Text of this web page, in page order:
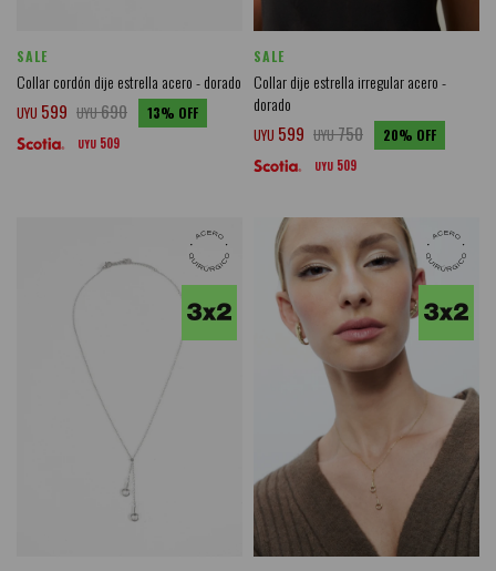
SALE
Collar cordón dije estrella acero - dorado
UYU 599 UYU690 13
UYU 509
SALE
Collar dije estrella irregular acero -
dorado
UYU 599 UYU750 20
UYU 509